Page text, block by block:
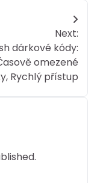
Next:
dárkové kódy:
omezené
Rychlý přístup